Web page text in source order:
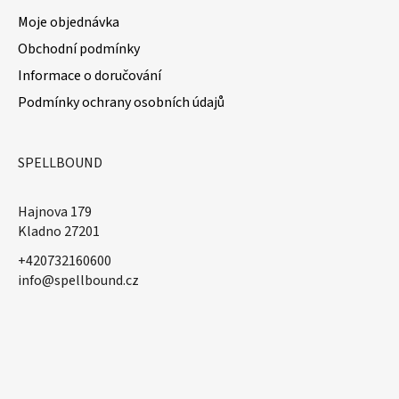
Moje objednávka
Obchodní podmínky
Informace o doručování
Podmínky ochrany osobních údajů
SPELLBOUND
Hajnova 179
Kladno 27201
+420732160600
​info@spellbound.cz